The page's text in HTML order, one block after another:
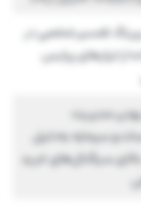
تفسیر شخصی در
از ابزارهای پرایس
مدیریت
و سرمایه به‌دلیل
سیگنال‌های خرید